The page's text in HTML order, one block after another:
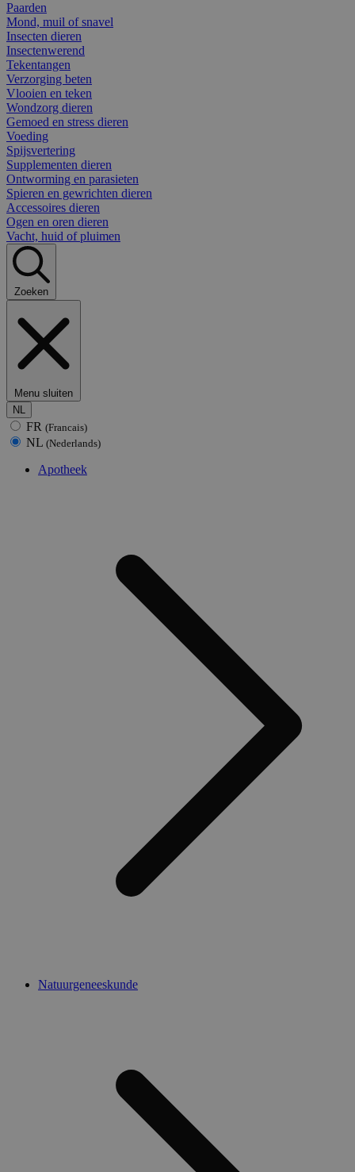
Paarden
Mond, muil of snavel
Insecten dieren
Insectenwerend
Tekentangen
Verzorging beten
Vlooien en teken
Wondzorg dieren
Gemoed en stress dieren
Voeding
Spijsvertering
Supplementen dieren
Ontworming en parasieten
Spieren en gewrichten dieren
Accessoires dieren
Ogen en oren dieren
Vacht, huid of pluimen
Zoeken
Menu sluiten
NL
FR (Francais)
NL (Nederlands)
Apotheek
Natuurgeneeskunde